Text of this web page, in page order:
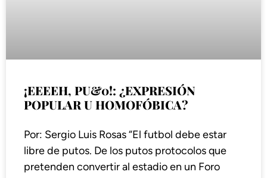
¡EEEEH, PU&0!: ¿EXPRESIÓN
POPULAR U HOMOFÓBICA?
Por: Sergio Luis Rosas “El futbol debe estar
libre de putos. De los putos protocolos que
pretenden convertir al estadio en un Foro